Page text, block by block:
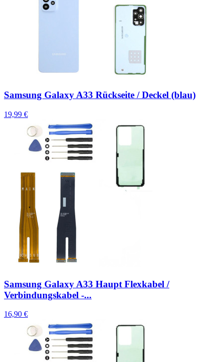
Samsung Galaxy A33 Rückseite / Deckel (blau)
19,99 €
Samsung Galaxy A33 Haupt Flexkabel /
Verbindungskabel -...
16,90 €